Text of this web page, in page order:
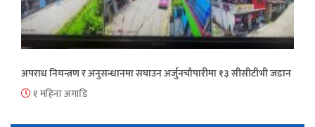
अपराध नियन्त्रण र अनुसन्धानमा सघाउन अर्जुनचौपारीमा १३ सीसीटीभी जडान
१ महिना अगाडि